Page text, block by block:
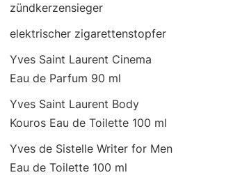
zündkerzensieger
elektrischer zigarettenstopfer
Yves Saint Laurent Cinema
Eau de Parfum 90 ml
Yves Saint Laurent Body
Kouros Eau de Toilette 100 ml
Yves de Sistelle Writer for Men
Eau de Toilette 100 ml